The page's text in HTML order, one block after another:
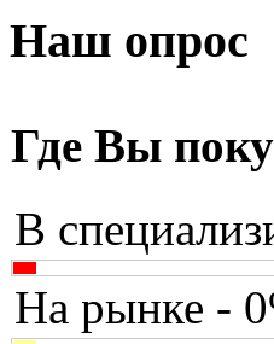
Assistant
Asus(9)
Brain(36)
Brava
Наш опрос
Где Вы
В
На рынке -